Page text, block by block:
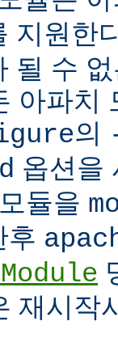
지원한
될 수
아파치
의
옵션을
듈을
후
재시작